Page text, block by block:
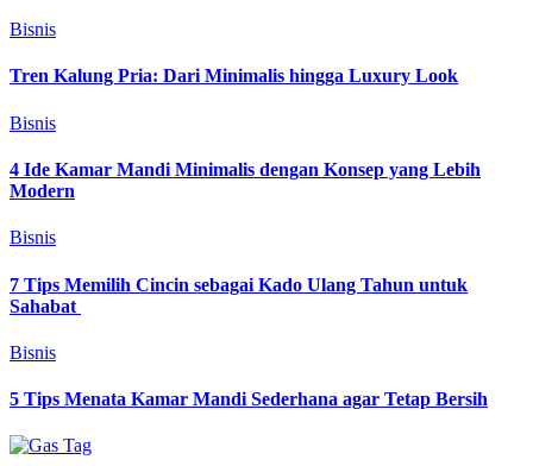
Bisnis
Tren Kalung Pria: Dari Minimalis hingga Luxury Look
Bisnis
4 Ide Kamar Mandi Minimalis dengan Konsep yang Lebih
Modern
Bisnis
7 Tips Memilih Cincin sebagai Kado Ulang Tahun untuk
Sahabat
Bisnis
5 Tips Menata Kamar Mandi Sederhana agar Tetap Bersih